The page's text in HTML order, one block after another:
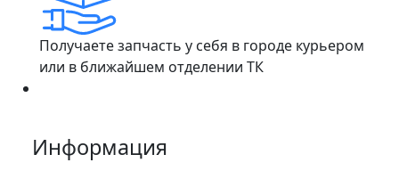
Получаете запчасть у себя в городе курьером
или в ближайшем отделении ТК
Информация